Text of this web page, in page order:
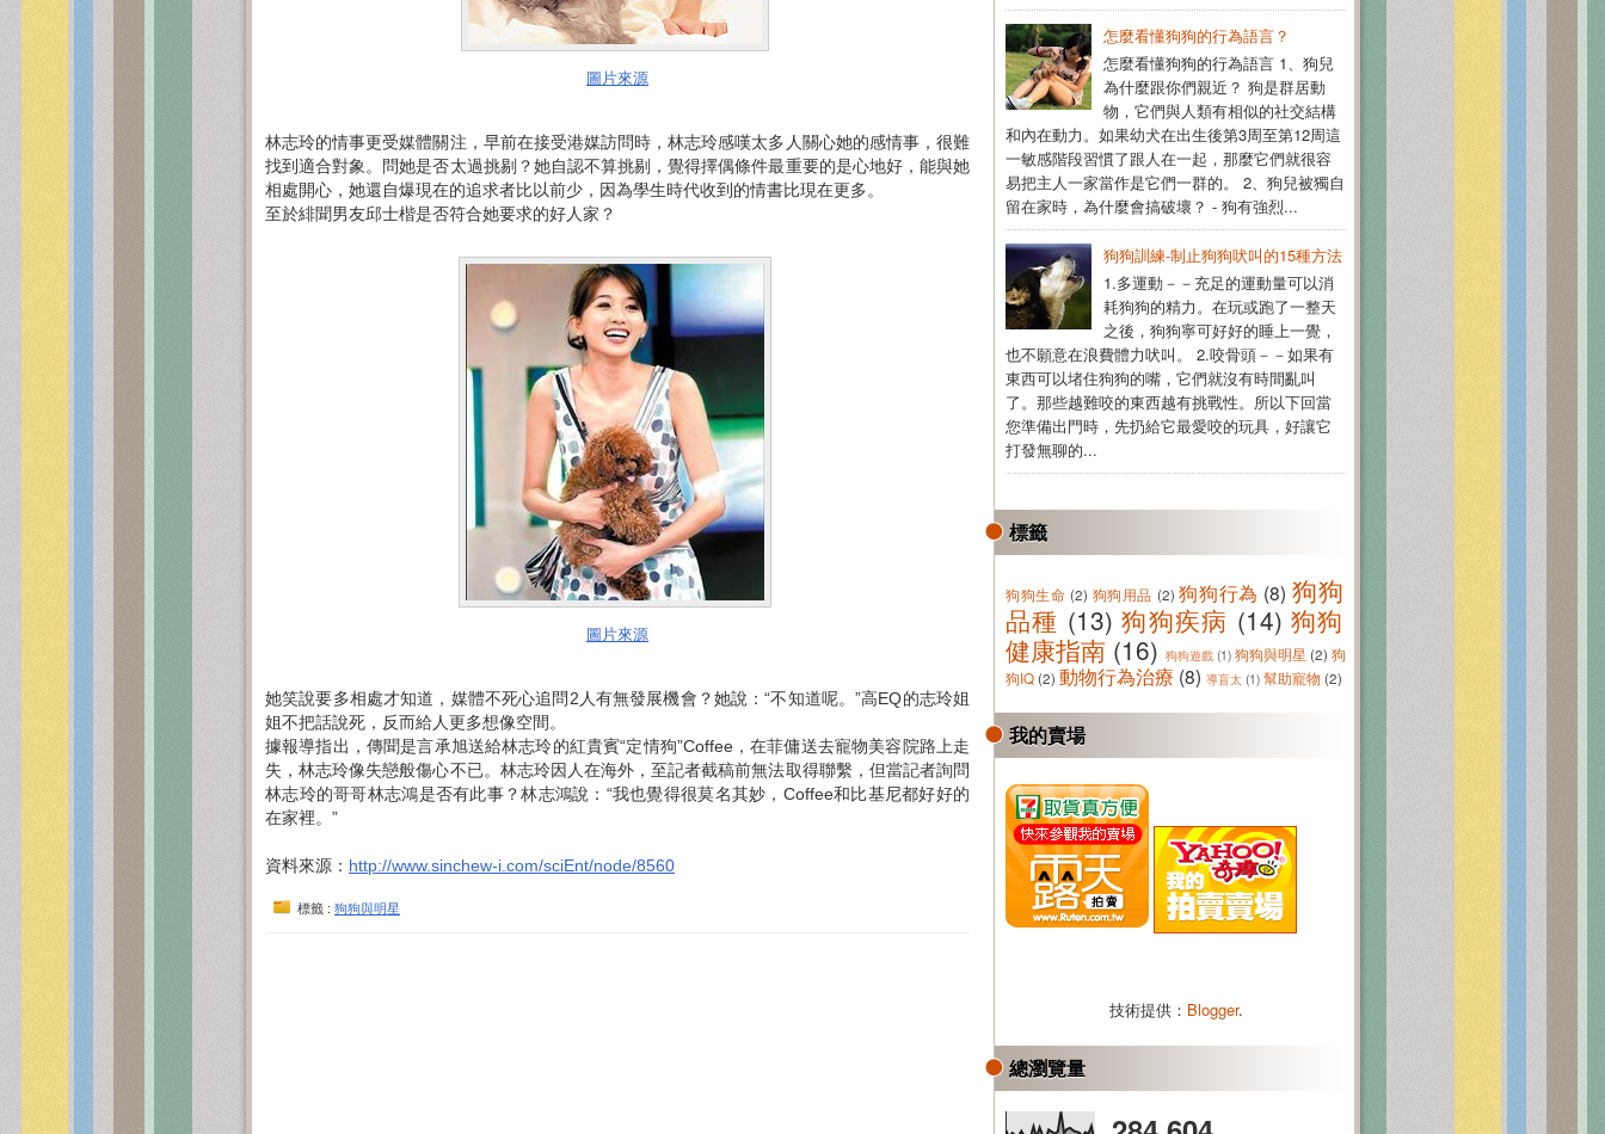
圖片來源
林志玲的情事更受媒體關注，早前在接受港媒訪問時，林志玲感嘆太多人關心她的感情事，很難
找到適合對象。問她是否太過挑剔？她自認不算挑剔，覺得擇偶條件最重要的是心地好，能與她
相處開心，她還自爆現在的追求者比以前少，因為學生時代收到的情書比現在更多。
至於緋聞男友邱士楷是否符合她要求的好人家？
圖片來源
她笑說要多相處才知道，媒體不死心追問2人有無發展機會？她說：“不知道呢。”高EQ的志玲姐
姐不把話說死，反而給人更多想像空間。
據報導指出，傳聞是言承旭送給林志玲的紅貴賓“定情狗”Coffee，在菲傭送去寵物美容院路上走
失，林志玲像失戀般傷心不已。林志玲因人在海外，至記者截稿前無法取得聯繫，但當記者詢問
林志玲的哥哥林志鴻是否有此事？林志鴻說：“我也覺得很莫名其妙，Coffee和比基尼都好好的
在家裡。”
資料來源： http://www.sinchew-i.com/sciEnt/node/8560
標籤 : 狗狗與明星
怎麼看懂狗狗的行為語言？
怎麼看懂狗狗的行為語言 1、狗兒
為什麼跟你們親近？ 狗是群居動
物，它們與人類有相似的社交結構
和內在動力。如果幼犬在出生後第3周至第12周這
一敏感階段習慣了跟人在一起，那麼它們就很容
易把主人一家當作是它們一群的。 2、狗兒被獨自
留在家時，為什麼會搞破壞？ - 狗有強烈...
狗狗訓練-制止狗狗吠叫的15種方法
1.多運動－－充足的運動量可以消
耗狗狗的精力。在玩或跑了一整天
之後，狗狗寧可好好的睡上一覺，
也不願意在浪費體力吠叫。 2.咬骨頭－－如果有
東西可以堵住狗狗的嘴，它們就沒有時間亂叫
了。那些越難咬的東西越有挑戰性。所以下回當
您準備出門時，先扔給它最愛咬的玩具，好讓它
打發無聊的...
標籤
狗狗生命 (2) 狗狗用品 (2) 狗狗行為 (8) 狗狗
品種 (13) 狗狗疾病 (14) 狗狗
健康指南 (16) 狗狗遊戲 (1) 狗狗與明星 (2) 狗
狗IQ(2) 動物行為治療 (8) 導盲太 (1) 幫助寵物 (2)
我的賣場
技術提供： Blogger.
總瀏覽量